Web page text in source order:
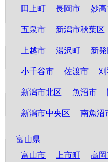
田上町 長岡市 妙
五泉市 新潟市秋葉区
上越市 湯沢町 新
小千谷市 佐渡市
新潟市北区 魚沼市
新潟市中央区 南魚沼
富山県
富山市
上市町 高